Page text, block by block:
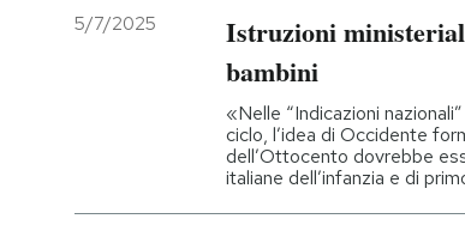
AREA PERSONALE
5/7/2025
Istruzioni
bambini
«Nelle “Indicazioni
ciclo, l’idea di Occidente
dell’Ottocento dovrebbe
italiane dell’infanzia e di